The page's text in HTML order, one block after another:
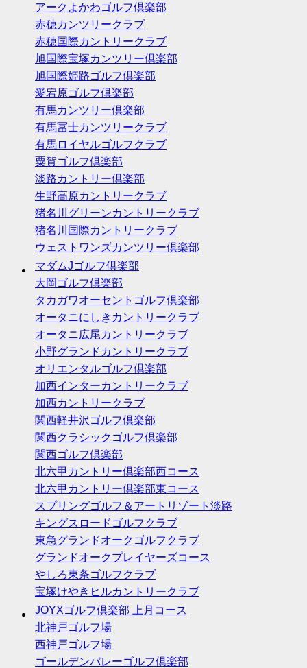
アークよかわゴルフ倶楽部
赤穂カンツリークラブ
赤穂国際カントリークラブ
旭国際宝塚カンツリー倶楽部
旭国際姫路ゴルフ倶楽部
愛宕原ゴルフ倶楽部
有馬カンツリー倶楽部
有馬冨士カンツリークラブ
有馬ロイヤルゴルフクラブ
粟賀ゴルフ倶楽部
淡路カントリー倶楽部
生野高原カントリークラブ
猪名川グリーンカントリークラブ
猪名川国際カントリークラブ
ウェストワンズカンツリー倶楽部
マダムJゴルフ倶楽部
大岡ゴルフ倶楽部
タカガワオーセントゴルフ倶楽部
オータニにしきカントリークラブ
オータニ広尾カントリークラブ
小野グランドカントリークラブ
オリエンタルゴルフ倶楽部
加西インターカントリークラブ
加西カントリークラブ
関西軽井沢ゴルフ倶楽部
関西クラシックゴルフ倶楽部
関西ゴルフ倶楽部
北六甲カントリー倶楽部西コース
北六甲カントリー倶楽部東コース
スプリングゴルフ＆アートリゾート淡路
キングスロードゴルフクラブ
東急グランドオークゴルフクラブ
グランドオークプレイヤーズコース
やしろ東条ゴルフクラブ
宝塚けやきヒルカントリークラブ
JOYXゴルフ倶楽部 上月コース
北神戸ゴルフ場
西神戸ゴルフ場
ゴールデンバレーゴルフ倶楽部